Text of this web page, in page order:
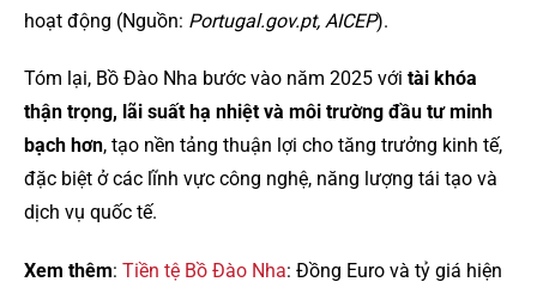
hoạt động (Nguồn: Portugal.gov.pt, AICEP).
Tóm lại, Bồ Đào Nha bước vào năm 2025 với tài khóa
thận trọng, lãi suất hạ nhiệt và môi trường đầu tư minh
bạch hơn, tạo nền tảng thuận lợi cho tăng trưởng kinh tế,
đặc biệt ở các lĩnh vực công nghệ, năng lượng tái tạo và
dịch vụ quốc tế.
Xem thêm: Tiền tệ Bồ Đào Nha: Đồng Euro và tỷ giá hiện